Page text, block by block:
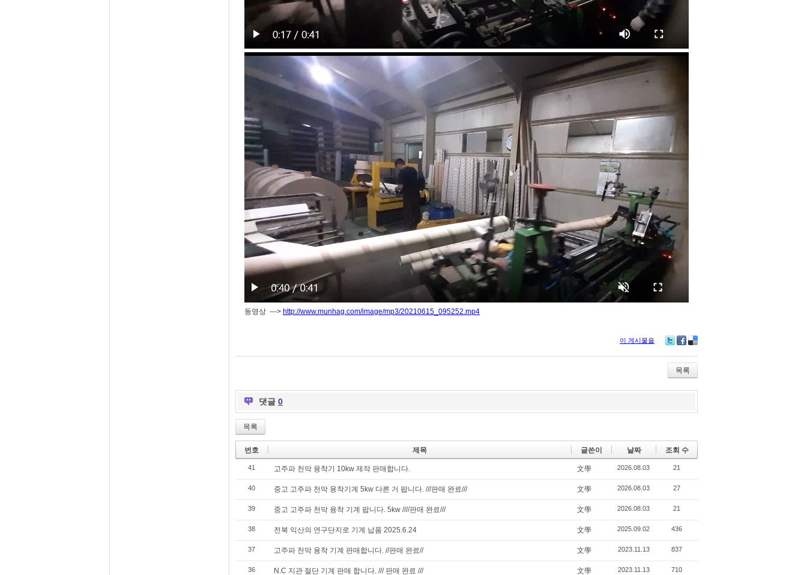
동영상 ---> http://www.munhag.com/image/mp3/20210615_095252.mp4
이 게시물을
itte ce
bo
ok
lici
ou
s
목록
댓글 0
목록
번호 제목 글쓴이 날짜 조회 수
41 고주파 천막 융착기 10kw 제작 판매합니다. 文學 2026.08.03 21
40 중고 고주파 천막 융착기계 5kw 다른 거 팝니다. ///판매 완료/// 文學 2026.08.03 27
39 중고 고주파 천막 융착 기계 팝니다. 5kw ////판매 완료/// 文學 2026.08.03 21
38 전북 익산의 연구단지로 기계 납품 2025.6.24 文學 2025.09.02 436
37 고주파 천막 융착 기계 판매합니다. //판매 완료// 文學 2023.11.13 837
36 N.C 지관 절단 기계 판매 합니다. /// 판매 완료 /// 文學 2023.11.13 710